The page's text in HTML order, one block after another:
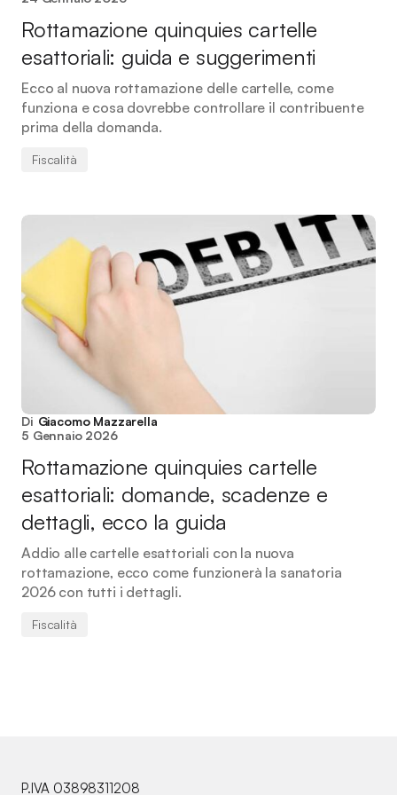
Rottamazione quinquies cartelle
esattoriali: guida e suggerimenti
Ecco al nuova rottamazione delle cartelle, come
funziona e cosa dovrebbe controllare il contribuente
prima della domanda.
Fiscalità
Di Giacomo Mazzarella
5 Gennaio 2026
Rottamazione quinquies cartelle
esattoriali: domande, scadenze e
dettagli, ecco la guida
Addio alle cartelle esattoriali con la nuova
rottamazione, ecco come funzionerà la sanatoria
2026 con tutti i dettagli.
Fiscalità
P.IVA 03898311208